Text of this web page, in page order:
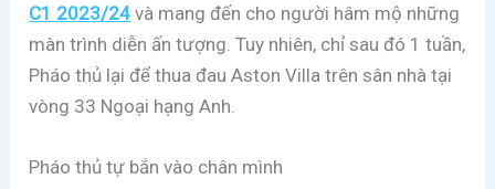
C1 2023/24 và mang đến cho người hâm mộ những
màn trình diễn ấn tượng. Tuy nhiên, chỉ sau đó 1 tuần,
Pháo thủ lại để thua đau Aston Villa trên sân nhà tại
vòng 33 Ngoại hạng Anh.
Pháo thủ tự bắn vào chân mình